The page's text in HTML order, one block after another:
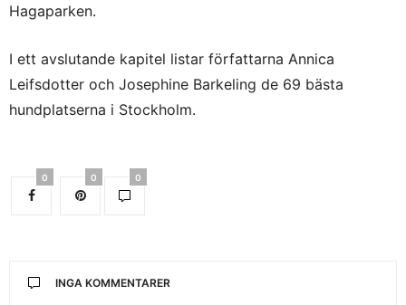
Hagaparken.
I ett avslutande kapitel listar författarna Annica
Leifsdotter och Josephine Barkeling de 69 bästa
hundplatserna i Stockholm.
0 0 0
INGA KOMMENTARER